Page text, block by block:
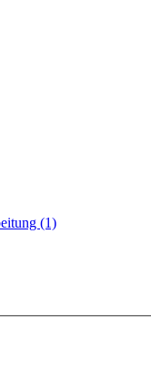
(1)